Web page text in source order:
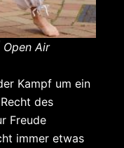
Open Air
Kampf um ein
des
Freude
immer etwas